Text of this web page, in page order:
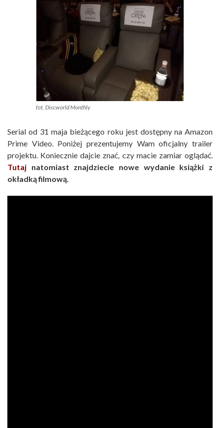
fot. Discworld Monthly
Serial od 31 maja bieżącego roku jest dostępny na Amazon
Prime Video. Poniżej prezentujemy Wam oficjalny trailer
projektu. Koniecznie dajcie znać, czy macie zamiar oglądać.
Tutaj natomiast znajdziecie nowe wydanie książki z
okładką filmową.